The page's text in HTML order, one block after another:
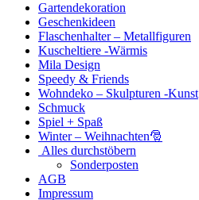
Gartendekoration
Geschenkideen
Flaschenhalter – Metallfiguren
Kuscheltiere -Wärmis
Mila Design
Speedy & Friends
Wohndeko – Skulpturen -Kunst
Schmuck
Spiel + Spaß
Winter – Weihnachten🎅
Alles durchstöbern
Sonderposten
AGB
Impressum